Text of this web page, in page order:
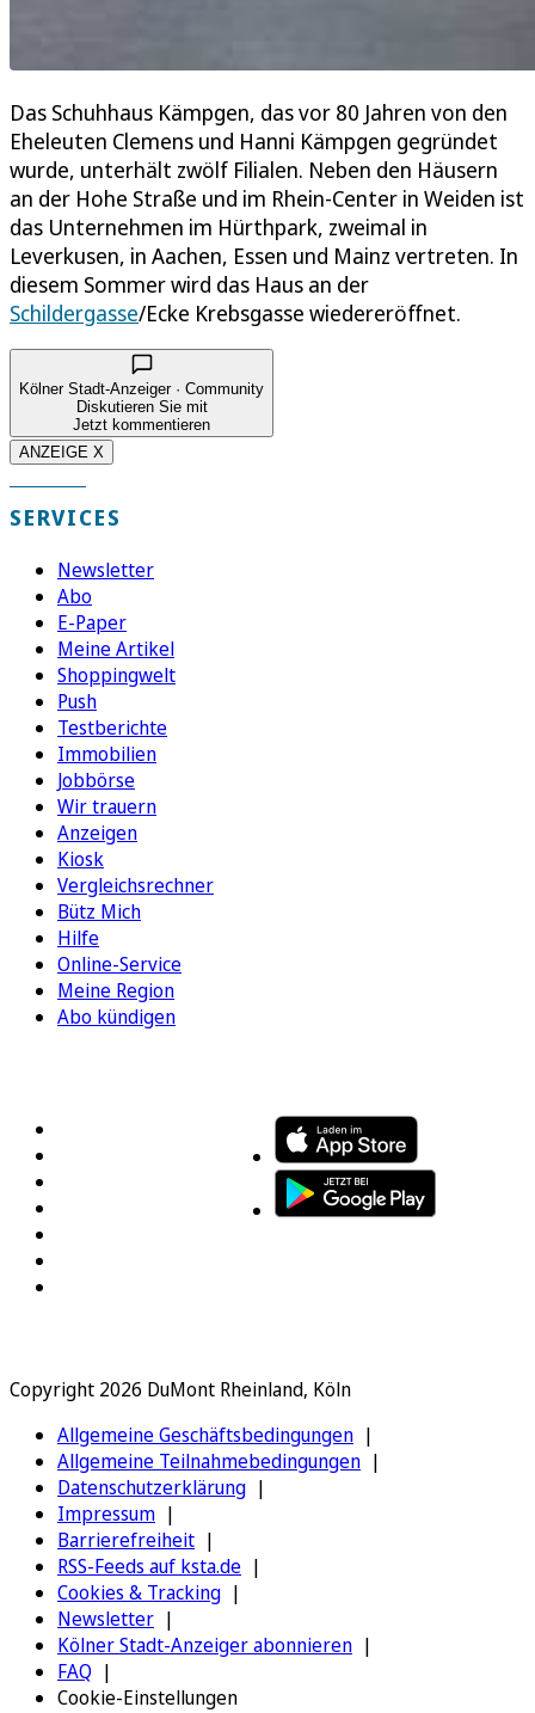
Das Schuhhaus Kämpgen, das vor 80 Jahren von den
Eheleuten Clemens und Hanni Kämpgen gegründet
wurde, unterhält zwölf Filialen. Neben den Häusern
an der Hohe Straße und im Rhein-Center in Weiden ist
das Unternehmen im Hürthpark, zweimal in
Leverkusen, in Aachen, Essen und Mainz vertreten. In
diesem Sommer wird das Haus an der
Schildergasse/Ecke Krebsgasse wiedereröffnet.
Kölner Stadt-Anzeiger · Community
Diskutieren Sie mit
Jetzt kommentieren
ANZEIGE X
SERVICES
Newsletter
Abo
E-Paper
Meine Artikel
Shoppingwelt
Push
Testberichte
Immobilien
Jobbörse
Wir trauern
Anzeigen
Kiosk
Vergleichsrechner
Bütz Mich
Hilfe
Online-Service
Meine Region
Abo kündigen
Copyright 2026 DuMont Rheinland, Köln
Allgemeine Geschäftsbedingungen
Allgemeine Teilnahmebedingungen
Datenschutzerklärung
Impressum
Barrierefreiheit
RSS-Feeds auf ksta.de
Cookies & Tracking
Newsletter
Kölner Stadt-Anzeiger abonnieren
FAQ
Cookie-Einstellungen